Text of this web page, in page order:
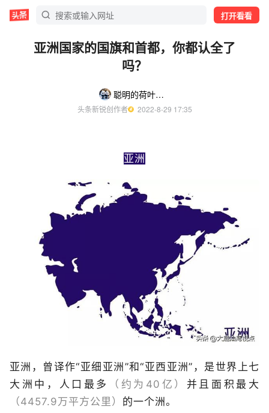
打开看看
亚洲国家的国旗和首都，你都认全了
吗？
聪明的荷叶2kO
头条新锐创作者
  2022-8-29 17:35
亚洲
亚洲，曾译作“亚细亚洲”和“亚西亚洲”，是世界上七
大洲中，人口最多
（约为40亿） 并且面积最大
（4457.9万平方公里） 的一个洲。